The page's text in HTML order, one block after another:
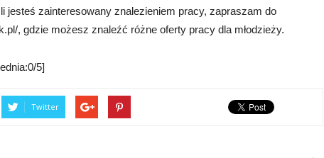
jesteś zainteresowany znalezieniem pracy, zapraszam do
, gdzie możesz znaleźć różne oferty pracy dla młodzieży.
5]
Twitter